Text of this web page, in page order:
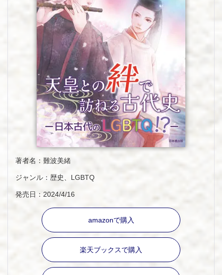
著者名：難波美緒
ジャンル：歴史、LGBTQ
発売日：2024/4/16
amazonで購入
楽天ブックスで購入